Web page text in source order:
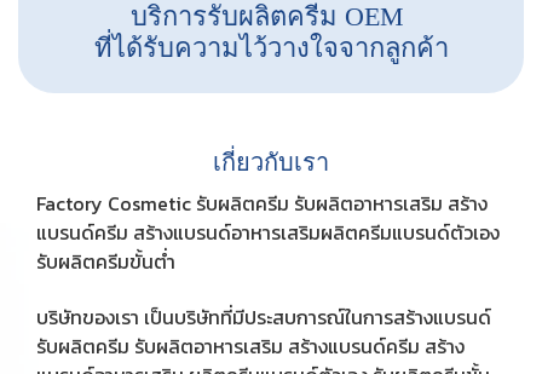
บริการรับผลิตครีม OEM
ที่ได้รับความไว้วางใจจากลูกค้า
เกี่ยวกับเรา
Factory Cosmetic รับผลิตครีม รับผลิตอาหารเสริม สร้าง
แบรนด์ครีม สร้างแบรนด์อาหารเสริมผลิตครีมแบรนด์ตัวเอง
รับผลิตครีมขั้นต่ำ
บริษัทของเรา เป็นบริษัทที่มีประสบการณ์ในการสร้างแบรนด์
รับผลิตครีม รับผลิตอาหารเสริม สร้างแบรนด์ครีม สร้าง